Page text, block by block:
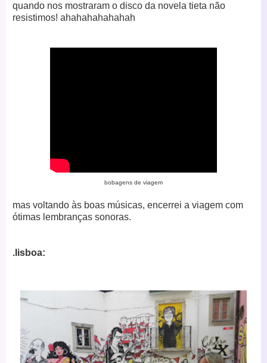
quando nos mostraram o disco da novela tieta não
resistimos! ahahahahahahah
bobagens de viagem
mas voltando às boas músicas, encerrei a viagem com
ótimas lembranças sonoras.
.lisboa: